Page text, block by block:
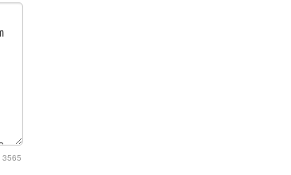
3565